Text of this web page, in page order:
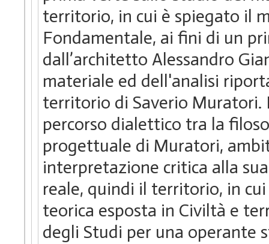
territorio, in cui è spiegato il
Fondamentale, ai fini di un
dall’architetto Alessandro
materiale ed dell'analisi
territorio di Saverio Muratori.
percorso dialettico tra la
progettuale di Muratori,
interpretazione critica alla
reale, quindi il territorio, in
teorica esposta in Civiltà e
degli Studi per una operante